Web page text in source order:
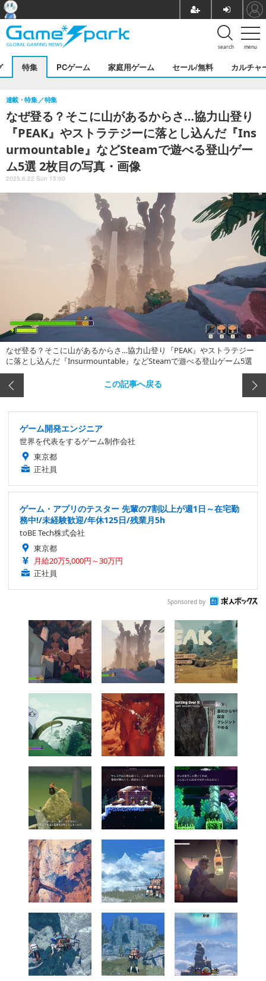
menu
search
特集 PCゲーム 家庭用ゲーム セール/無料 カルチャ
なぜ登る？そこに山があるからさ…協力山登り
『PEAK』やストラテジーに落とし込んだ『Ins
urmountable』などSteamで遊べる登山ゲー
ム5選 2枚目の写真・画像
連載・特集 特集
2025.6.22 Sun 15:00
なぜ登る？そこに山があるからさ…協力山登り『PEAK』やストラテジー
に落とし込んだ『Insurmountable』などSteamで遊べる登山ゲーム5選
この記事へ戻る
ゲーム開発エンジニア
世界を代表をするゲーム制作会社
東京都
正社員
ゲーム・アプリのテスター 先輩の7割以上が週1日～在宅勤
務中!/未経験歓迎/年休125日/残業月5h
toBE Tech株式会社
東京都
月給20万5,000円～30万円
正社員
Sponsored by